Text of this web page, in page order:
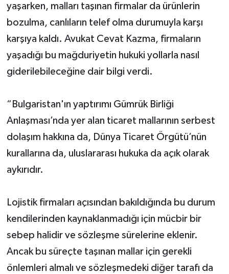
yaşarken, malları taşınan firmalar da ürünlerin
bozulma, canlıların telef olma durumuyla karşı
karşıya kaldı. Avukat Cevat Kazma, firmaların
yaşadığı bu mağduriyetin hukuki yollarla nasıl
giderilebileceğine dair bilgi verdi.
“Bulgaristan'ın yaptırımı Gümrük Birliği
Anlaşması’nda yer alan ticaret mallarının serbest
dolaşım hakkına da, Dünya Ticaret Örgütü’nün
kurallarına da, uluslararası hukuka da açık olarak
aykırıdır.
Lojistik firmaları açısından bakıldığında bu durum
kendilerinden kaynaklanmadığı için mücbir bir
sebep halidir ve sözleşme sürelerine eklenir.
Ancak bu süreçte taşınan mallar için gerekli
önlemleri almalı ve sözleşmedeki diğer tarafı da